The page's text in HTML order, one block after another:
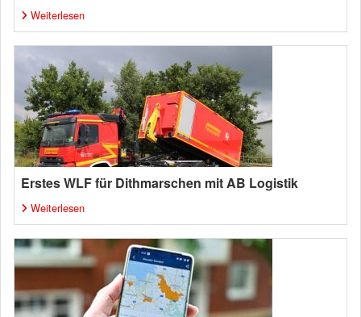
Weiterlesen
Erstes WLF für Dithmarschen mit AB Logistik
Weiterlesen